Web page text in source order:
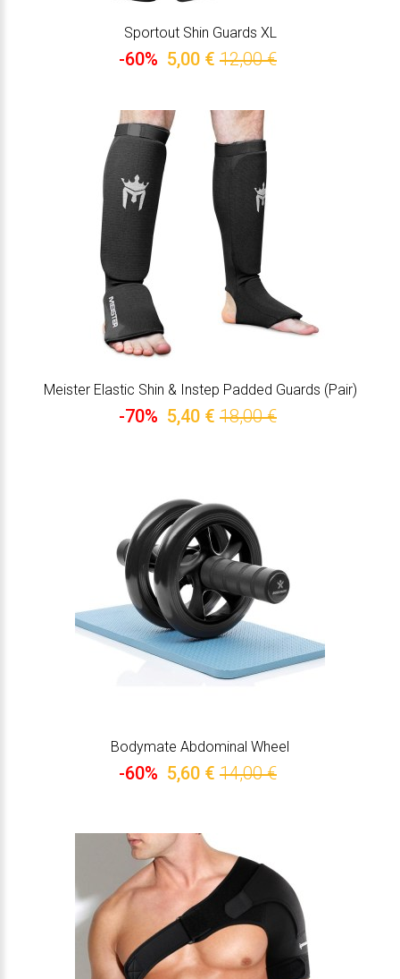
Sportout Shin Guards XL
-60% 5,00 € 12,00 €
Meister Elastic Shin & Instep Padded Guards (Pair)
-70% 5,40 € 18,00 €
Bodymate Abdominal Wheel
-60% 5,60 € 14,00 €